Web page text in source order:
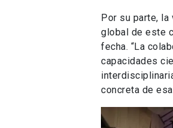
Por su parte,
global de este
fecha. “La
capacidades
concreta de